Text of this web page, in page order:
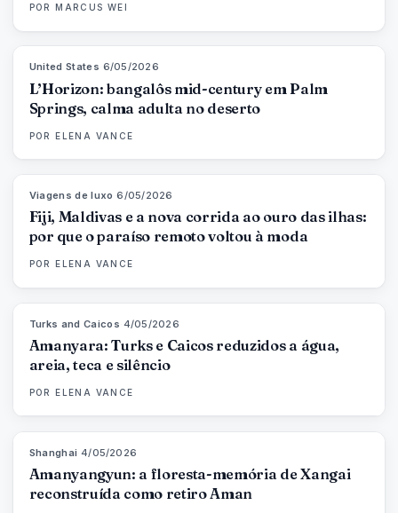
POR MARCUS WEI
United States 6/05/2026
L’Horizon: bangalôs mid-century em Palm
Springs, calma adulta no deserto
POR ELENA VANCE
Viagens de luxo ·6/05/2026
Fiji, Maldivas e a nova corrida ao ouro das ilhas:
por que o paraíso remoto voltou à moda
POR ELENA VANCE
Turks and Caicos 4/05/2026
Amanyara: Turks e Caicos reduzidos a água,
areia, teca e silêncio
POR ELENA VANCE
Shanghai ·4/05/2026
Amanyangyun: a floresta-memória de Xangai
reconstruída como retiro Aman